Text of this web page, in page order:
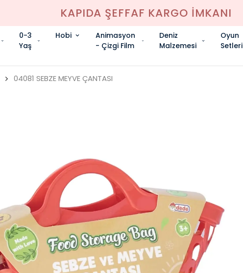
KAPIDA ŞEFFAF KARGO İMKANI
0-3
Yaş
Hobi
Animasyon
- Çizgi Film
Deniz
Malzemesi
Oyun
Setleri
04081 SEBZE MEYVE ÇANTASI